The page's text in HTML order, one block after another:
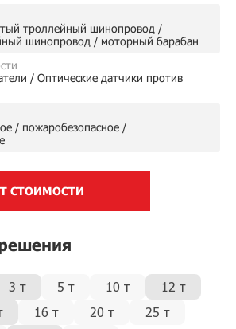
троллейный шинопровод /
шинопровод / моторный барабан
/ Оптические датчики против
/ пожаробезопасное /
СТОИМОСТИ
3 т 5 т 10 т
12 т
16 т 20 т
25 т